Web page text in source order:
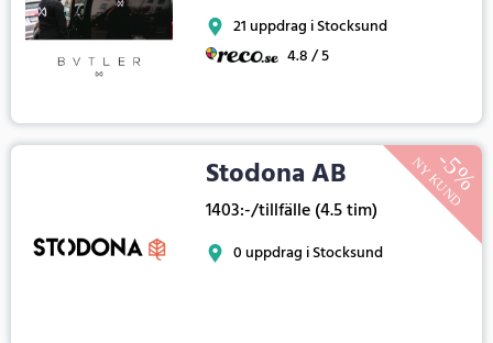
21 uppdrag i Stocksund
4.8 / 5
Stodona AB
1403:-/tillfälle (4.5 tim)
0 uppdrag i Stocksund